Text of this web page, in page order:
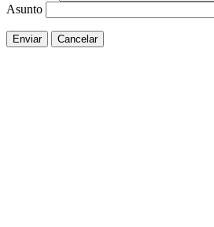
Asunto
Enviar Cancelar